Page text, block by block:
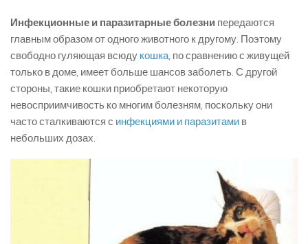
Инфекционные и паразитарные болезни передаются
главным образом от одного животного к другому. Поэтому
свободно гуляющая всюду кошка, по сравнению с живущей
только в доме, имеет больше шансов заболеть. С другой
стороны, такие кошки приобретают некоторую
невосприимчивость ко многим болезням, поскольку они
часто сталкиваются с инфекциями и паразитами в
небольших дозах.